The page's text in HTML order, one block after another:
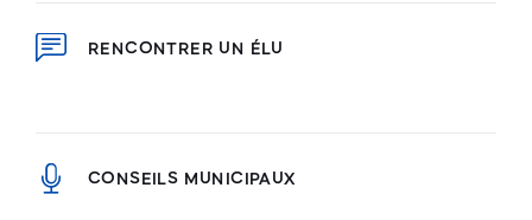
RENCONTRER UN ÉLU
CONSEILS MUNICIPAUX